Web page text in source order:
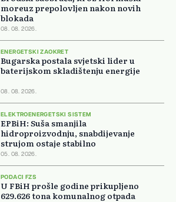
moreuz prepolovljen nakon novih
blokada
08. 08. 2026.
ENERGETSKI ZAOKRET
Bugarska postala svjetski lider u
baterijskom skladištenju energije
08. 08. 2026.
ELEKTROENERGETSKI SISTEM
EPBiH: Suša smanjila
hidroproizvodnju, snabdijevanje
strujom ostaje stabilno
05. 08. 2026.
PODACI FZS
U FBiH prošle godine prikupljeno
629.626 tona komunalnog otpada